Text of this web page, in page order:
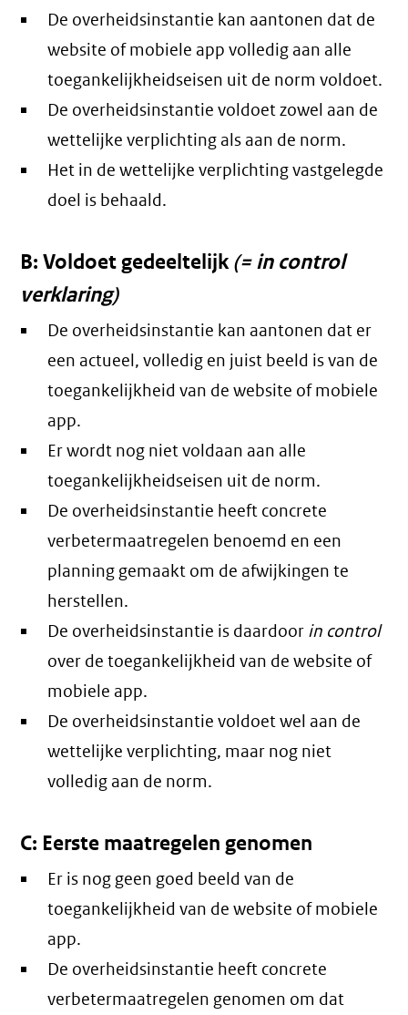
De overheidsinstantie kan aantonen dat de
website of mobiele app volledig aan alle
toegankelijkheidseisen uit de norm voldoet.
De overheidsinstantie voldoet zowel aan de
wettelijke verplichting als aan de norm.
Het in de wettelijke verplichting vastgelegde
doel is behaald.
B: Voldoet gedeeltelijk(= in control
verklaring)
De overheidsinstantie kan aantonen dat er
een actueel, volledig en juist beeld is van de
toegankelijkheid van de website of mobiele
app.
Er wordt nog niet voldaan aan alle
toegankelijkheidseisen uit de norm.
De overheidsinstantie heeft concrete
verbetermaatregelen benoemd en een
planning gemaakt om de afwijkingen te
herstellen.
De overheidsinstantie is daardoor in control
over de toegankelijkheid van de website of
mobiele app.
De overheidsinstantie voldoet wel aan de
wettelijke verplichting, maar nog niet
volledig aan de norm.
C: Eerste maatregelen genomen
Er is nog geen goed beeld van de
toegankelijkheid van de website of mobiele
app.
De overheidsinstantie heeft concrete
verbetermaatregelen genomen om dat